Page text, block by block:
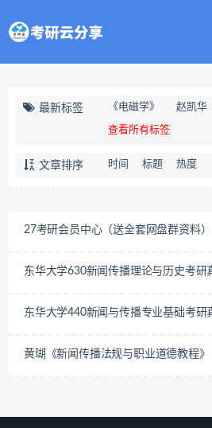
最新标签 《电磁学》 赵凯华
查看所有标签
文章排序 时间 标题 热度
27考研会员中心（送全套网盘群资料）
东华大学630新闻传播理论与历史考研
东华大学440新闻与传播专业基础考研
黄瑚《新闻传播法规与职业道德教程》